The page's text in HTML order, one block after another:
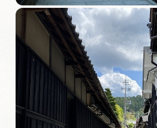
インフォメーション
ぎふ旅レポーター記事
早わかり岐阜
買い物・お土産